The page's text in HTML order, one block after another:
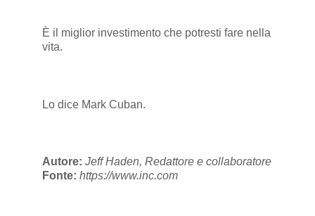
È il miglior investimento che potresti fare nella
vita.
Lo dice Mark Cuban.
Autore: Jeff Haden, Redattore e collaboratore
Fonte: https://www.inc.com